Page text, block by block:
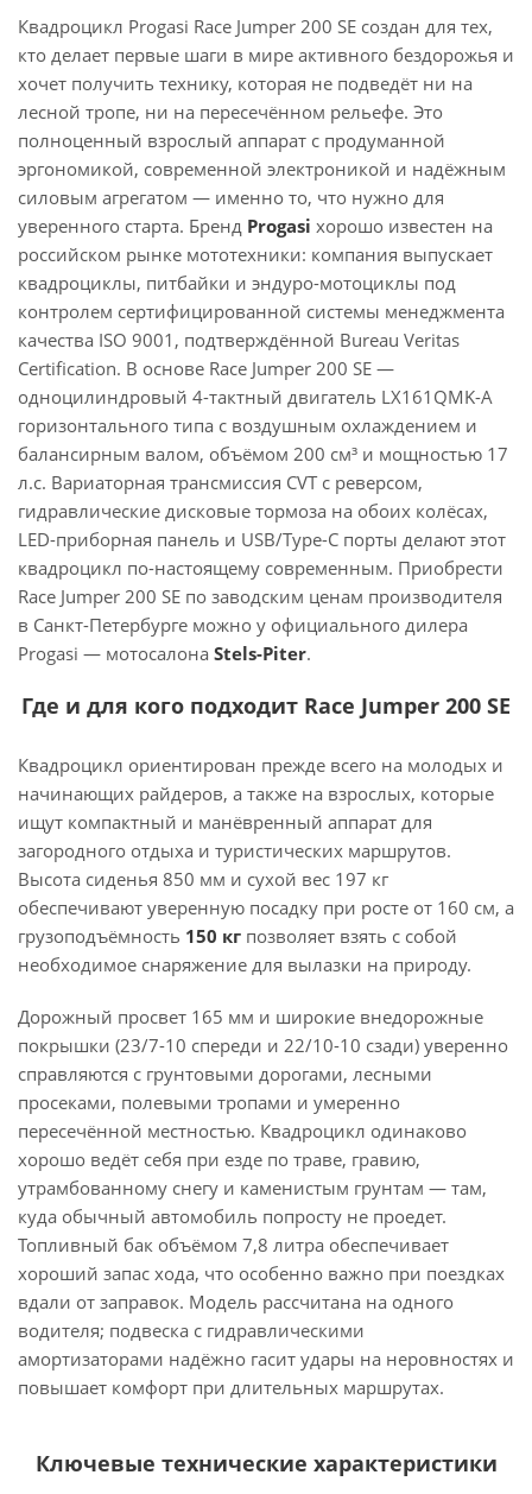
Квадроцикл Progasi Race Jumper 200 SE создан для тех,
кто делает первые шаги в мире активного бездорожья и
хочет получить технику, которая не подведёт ни на
лесной тропе, ни на пересечённом рельефе. Это
полноценный взрослый аппарат с продуманной
эргономикой, современной электроникой и надёжным
силовым агрегатом — именно то, что нужно для
уверенного старта. Бренд Progasi хорошо известен на
российском рынке мототехники: компания выпускает
квадроциклы, питбайки и эндуро-мотоциклы под
контролем сертифицированной системы менеджмента
качества ISO 9001, подтверждённой Bureau Veritas
Certification. В основе Race Jumper 200 SE —
одноцилиндровый 4-тактный двигатель LX161QMK-A
горизонтального типа с воздушным охлаждением и
балансирным валом, объёмом 200 см³ и мощностью 17
л.с. Вариаторная трансмиссия CVT с реверсом,
гидравлические дисковые тормоза на обоих колёсах,
LED-приборная панель и USB/Type-C порты делают этот
квадроцикл по-настоящему современным. Приобрести
Race Jumper 200 SE по заводским ценам производителя
в Санкт-Петербурге можно у официального дилера
Progasi — мотосалона Stels-Piter.
Где и для кого подходит Race Jumper 200 SE
Квадроцикл ориентирован прежде всего на молодых и
начинающих райдеров, а также на взрослых, которые
ищут компактный и манёвренный аппарат для
загородного отдыха и туристических маршрутов.
Высота сиденья 850 мм и сухой вес 197 кг
обеспечивают уверенную посадку при росте от 160 см, а
грузоподъёмность 150 кг позволяет взять с собой
необходимое снаряжение для вылазки на природу.
Дорожный просвет 165 мм и широкие внедорожные
покрышки (23/7-10 спереди и 22/10-10 сзади) уверенно
справляются с грунтовыми дорогами, лесными
просеками, полевыми тропами и умеренно
пересечённой местностью. Квадроцикл одинаково
хорошо ведёт себя при езде по траве, гравию,
утрамбованному снегу и каменистым грунтам — там,
куда обычный автомобиль попросту не проедет.
Топливный бак объёмом 7,8 литра обеспечивает
хороший запас хода, что особенно важно при поездках
вдали от заправок. Модель рассчитана на одного
водителя; подвеска с гидравлическими
амортизаторами надёжно гасит удары на неровностях и
повышает комфорт при длительных маршрутах.
Ключевые технические характеристики